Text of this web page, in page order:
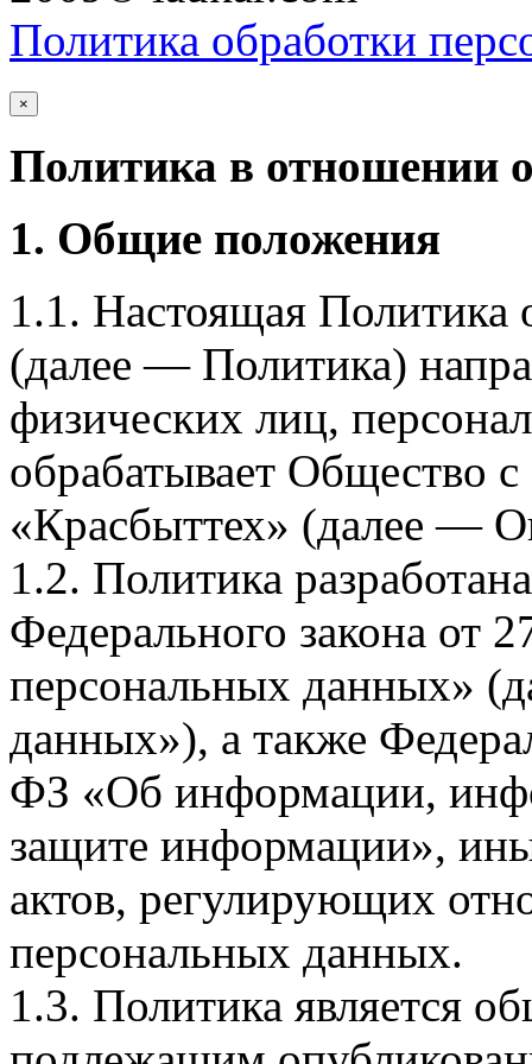
Политика обработки
×
Политика в отношении
1. Общие положения
1.1. Настоящая Политика
(далее — Политика)
физических лиц,
обрабатывает Общество
«Красбыттех» (далее —
1.2. Политика
Федерального закона
персональных данных»
данных»), а также
ФЗ «Об информации,
защите информации»,
актов, регулирующих
персональных данных.
1.3. Политика является